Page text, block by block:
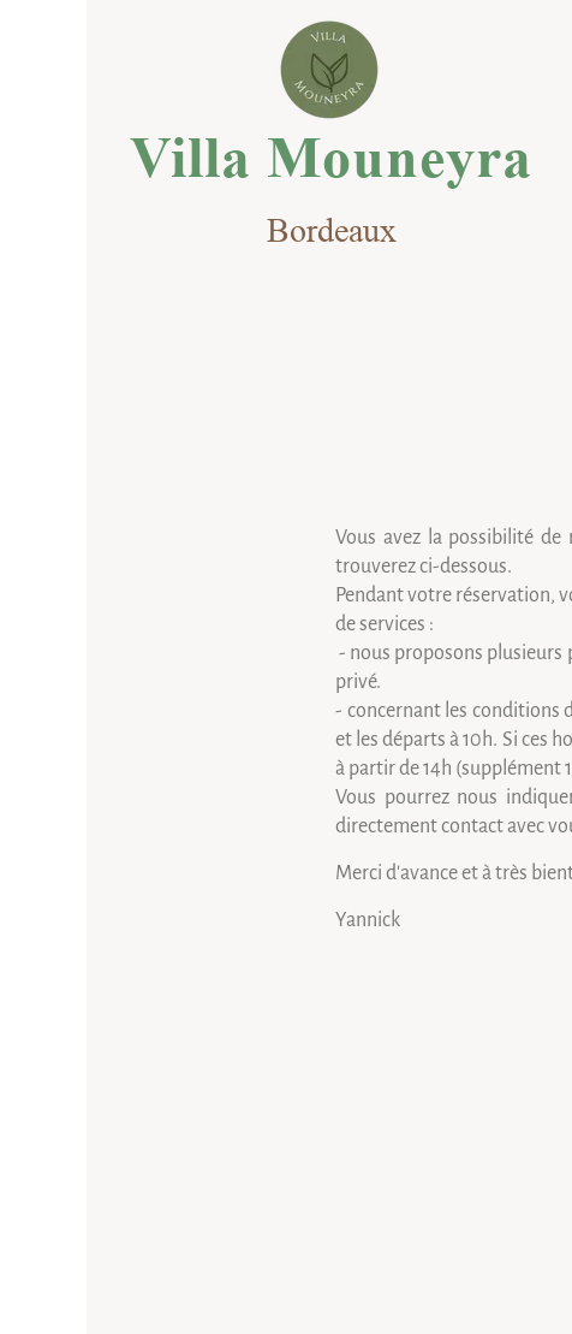
Villa Mouneyra
Bordeaux
Vous avez la possibilité
trouverez ci-dessous.
Pendant votre réservation,
de services :
- nous proposons plusieurs
privé.
- concernant les conditions
et les départs à 10h. Si ces
à partir de 14h (supplément
Vous pourrez nous
directement contact avec
Merci d'avance et à très
Yannick